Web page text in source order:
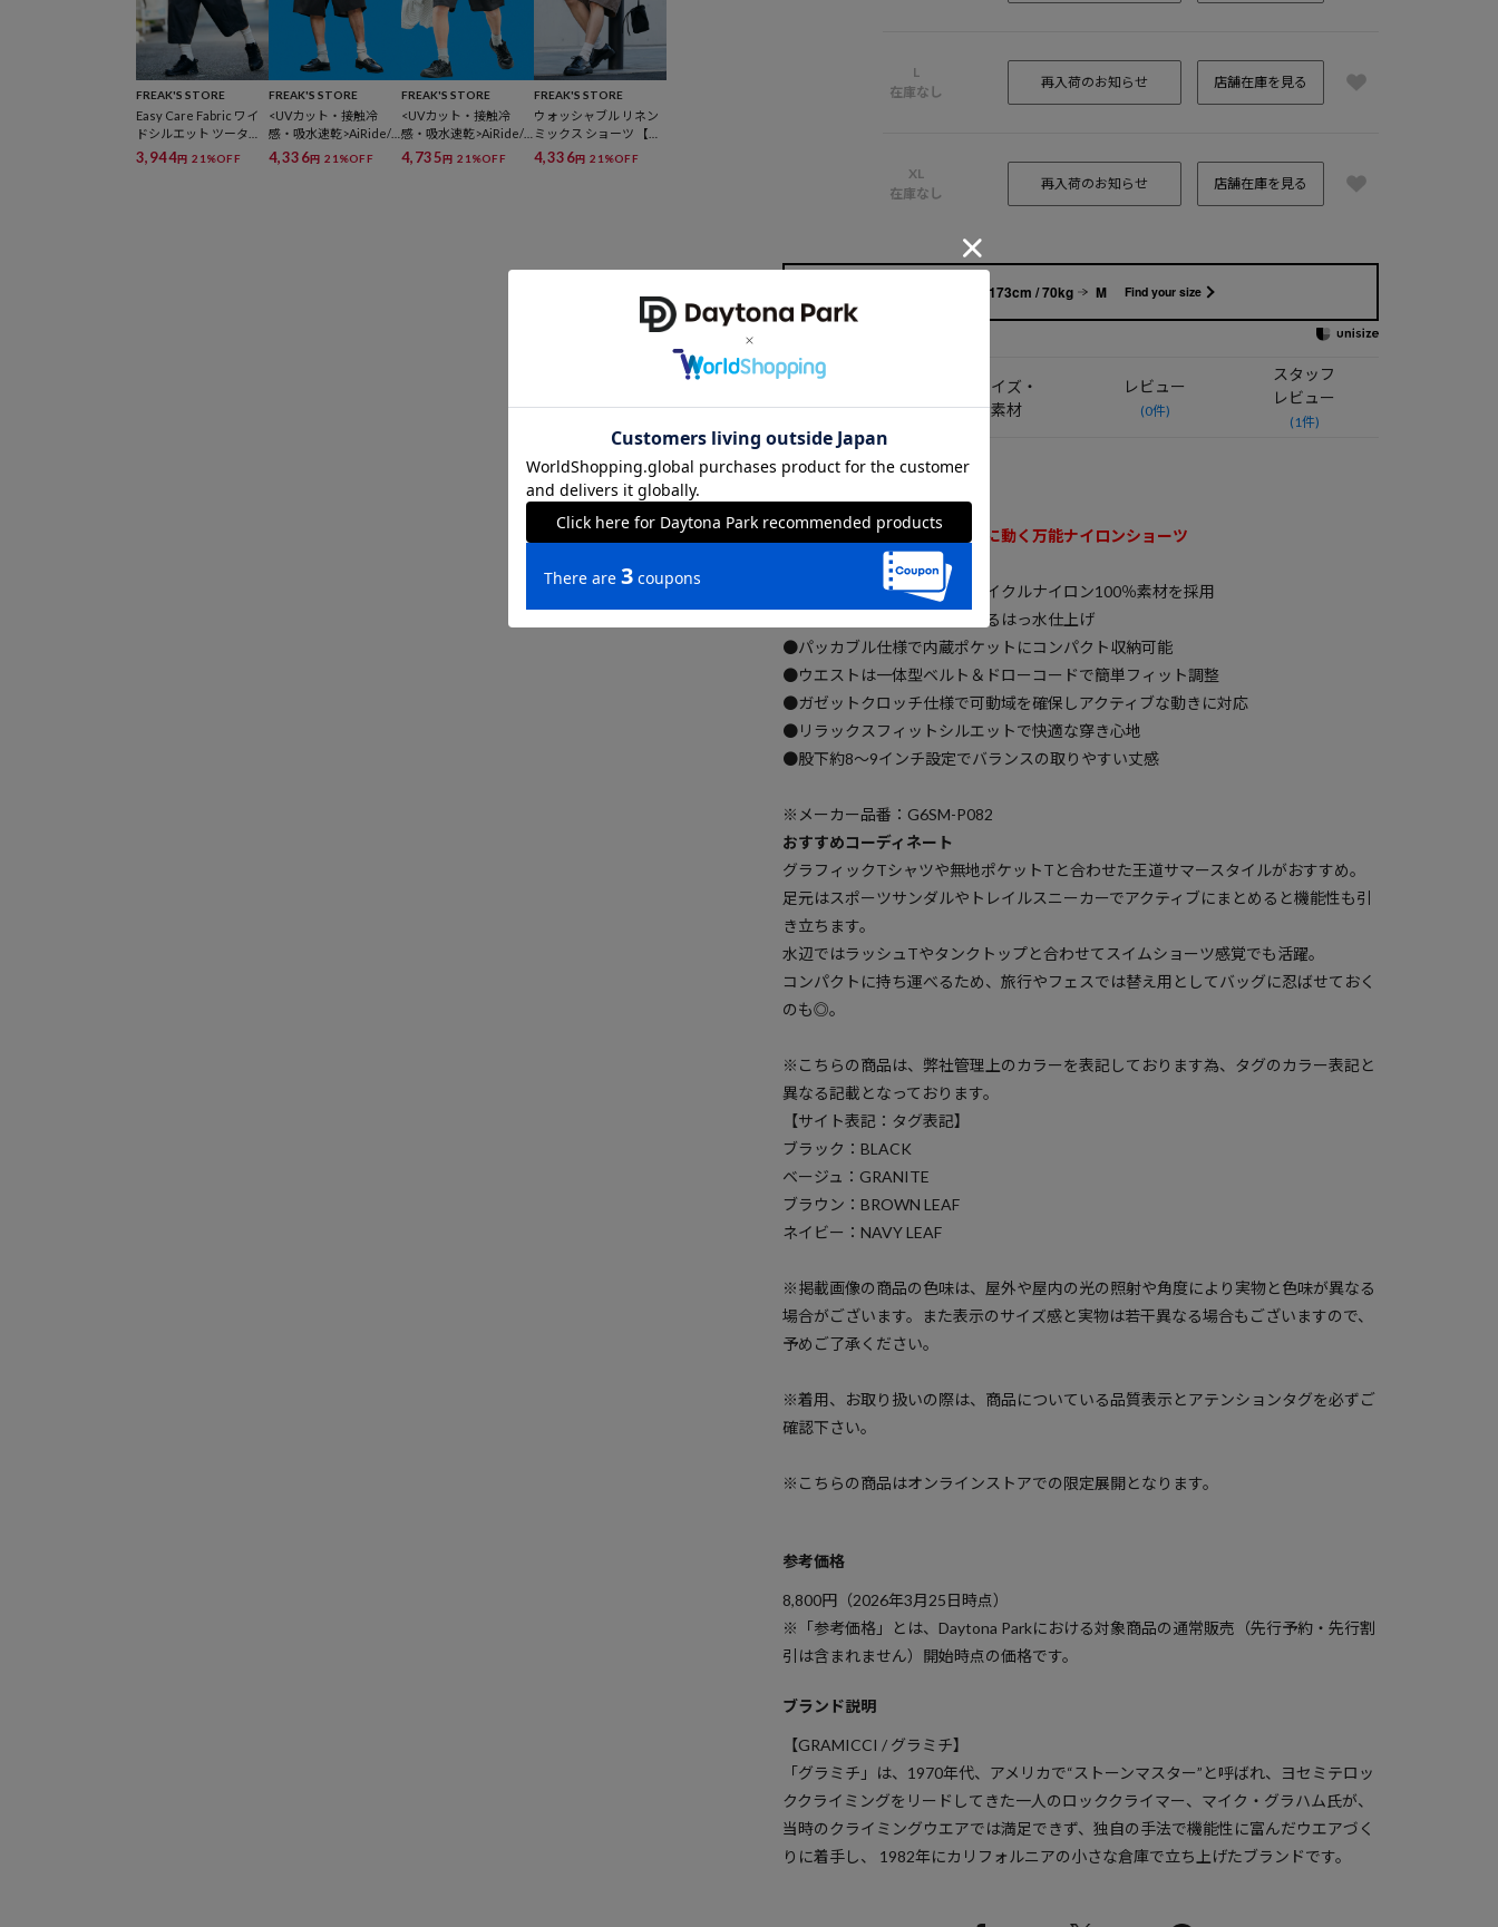
FREAK'S STORE
Easy Care Fabric ワイ
ドシルエット ツータッ
ク スリークウォーター
バレルショーツ 【限定
3,944円 21%OFF
FREAK'S STORE
<UVカット・接触冷
感・吸水速乾>AiRide/
エアライド ポケッタブ
ル イージーショーツ
4,336円 21%OFF
FREAK'S STORE
<UVカット・接触冷
感・吸水速乾>AiRide/
エアライド ポケッタブ
ル クライミングカーゴ
4,735円 21%OFF
FREAK'S STORE
ウォッシャブル リネン
ミックス ショーツ 【限
定展開】
4,336円 21%OFF
L
在庫なし
再入荷のお知らせ 店舗在庫を見る
XL
在庫なし
再入荷のお知らせ 店舗在庫を見る
173cm / 70kg M Find your size
説明
サイズ・
素材
レビュー
(0件)
スタッフ
レビュー
(1件)
2026 Spring & Summer item
水辺も街も旅先も、夏を自由に動く万能ナイロンショーツ
●軽量で速乾性に優れたリサイクルナイロン100％素材を採用
●水辺でも安心して着用できるはっ水仕上げ
●パッカブル仕様で内蔵ポケットにコンパクト収納可能
●ウエストは一体型ベルト＆ドローコードで簡単フィット調整
●ガゼットクロッチ仕様で可動域を確保しアクティブな動きに対応
●リラックスフィットシルエットで快適な穿き心地
●股下約8～9インチ設定でバランスの取りやすい丈感
※メーカー品番：G6SM-P082
おすすめコーディネート
グラフィックTシャツや無地ポケットTと合わせた王道サマースタイルがおすすめ。
足元はスポーツサンダルやトレイルスニーカーでアクティブにまとめると機能性も引
き立ちます。
水辺ではラッシュTやタンクトップと合わせてスイムショーツ感覚でも活躍。
コンパクトに持ち運べるため、旅行やフェスでは替え用としてバッグに忍ばせておく
のも◎。
※こちらの商品は、弊社管理上のカラーを表記しております為、タグのカラー表記と
異なる記載となっております。
【サイト表記：タグ表記】
ブラック：BLACK
ベージュ：GRANITE
ブラウン：BROWN LEAF
ネイビー：NAVY LEAF
※掲載画像の商品の色味は、屋外や屋内の光の照射や角度により実物と色味が異なる
場合がございます。また表示のサイズ感と実物は若干異なる場合もございますので、
予めご了承ください。
※着用、お取り扱いの際は、商品についている品質表示とアテンションタグを必ずご
確認下さい。
※こちらの商品はオンラインストアでの限定展開となります。
参考価格
8,800円（2026年3月25日時点）
※「参考価格」とは、Daytona Parkにおける対象商品の通常販売（先行予約・先行割
引は含まれません）開始時点の価格です。
ブランド説明
【GRAMICCI / グラミチ】
「グラミチ」は、1970年代、アメリカで“ストーンマスター”と呼ばれ、ヨセミテロッ
ククライミングをリードしてきた一人のロッククライマー、マイク・グラハム氏が、
当時のクライミングウエアでは満足できず、独自の手法で機能性に富んだウエアづく
りに着手し、 1982年にカリフォルニアの小さな倉庫で立ち上げたブランドです。